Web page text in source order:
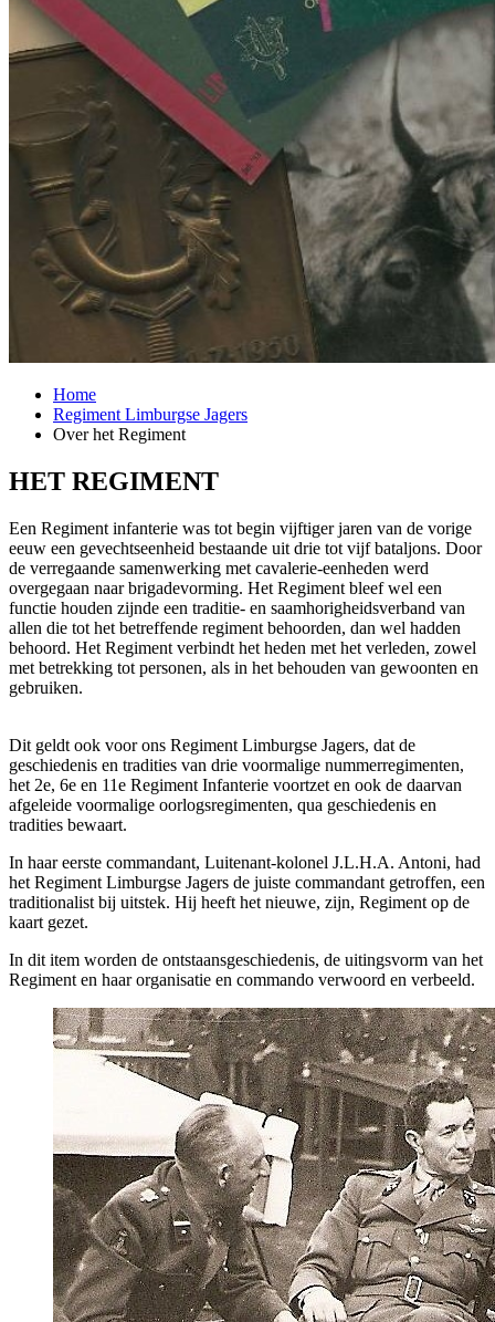
Home
Regiment Limburgse Jagers
Over het Regiment
HET REGIMENT
Een Regiment infanterie was tot begin vijftiger jaren van de vorige
eeuw een gevechtseenheid bestaande uit drie tot vijf bataljons. Door
de verregaande samenwerking met cavalerie-eenheden werd
overgegaan naar brigadevorming. Het Regiment bleef wel een
functie houden zijnde een traditie- en saamhorigheidsverband van
allen die tot het betreffende regiment behoorden, dan wel hadden
behoord. Het Regiment verbindt het heden met het verleden, zowel
met betrekking tot personen, als in het behouden van gewoonten en
gebruiken.
Dit geldt ook voor ons Regiment Limburgse Jagers, dat de
geschiedenis en tradities van drie voormalige nummerregimenten,
het 2e, 6e en 11e Regiment Infanterie voortzet en ook de daarvan
afgeleide voormalige oorlogsregimenten, qua geschiedenis en
tradities bewaart.
In haar eerste commandant, Luitenant-kolonel J.L.H.A. Antoni, had
het Regiment Limburgse Jagers de juiste commandant getroffen, een
traditionalist bij uitstek. Hij heeft het nieuwe, zijn, Regiment op de
kaart gezet.
In dit item worden de ontstaansgeschiedenis, de uitingsvorm van het
Regiment en haar organisatie en commando verwoord en verbeeld.